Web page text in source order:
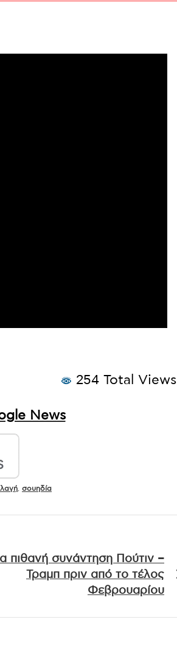
254 Total Views
News
σουηδία
πιθανή συνάντηση Πούτιν –
Τραμπ πριν από το τέλος
Φεβρουαρίου